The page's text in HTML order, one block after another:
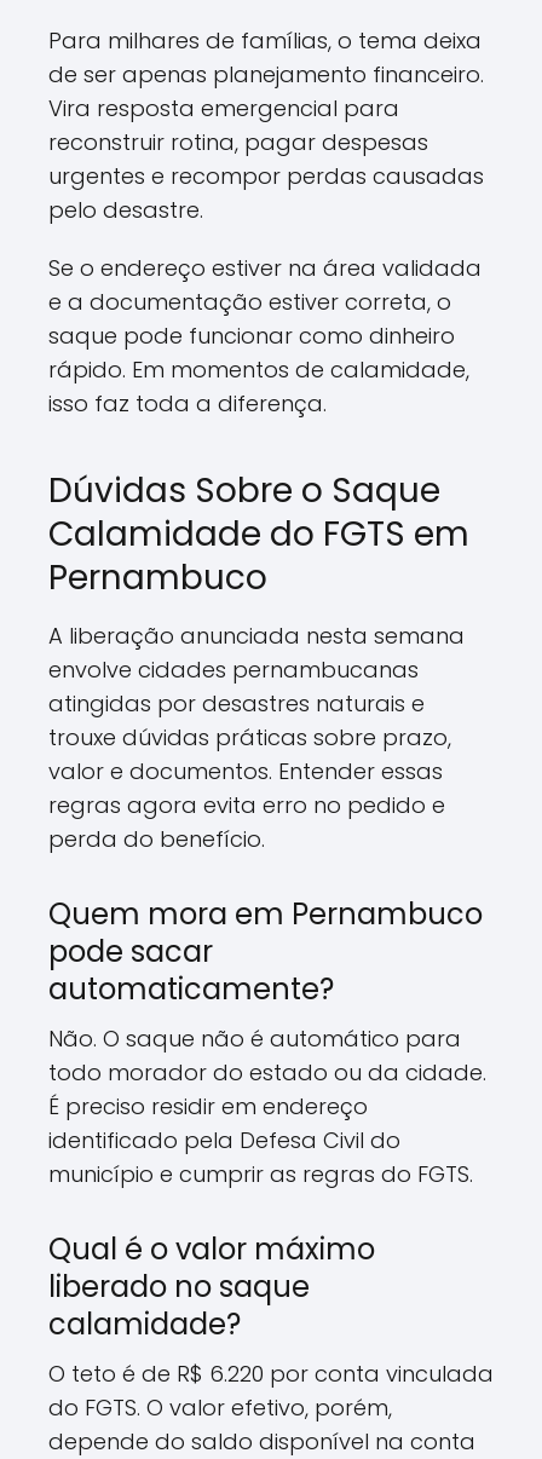
Para milhares de famílias, o tema deixa
de ser apenas planejamento financeiro.
Vira resposta emergencial para
reconstruir rotina, pagar despesas
urgentes e recompor perdas causadas
pelo desastre.
Se o endereço estiver na área validada
e a documentação estiver correta, o
saque pode funcionar como dinheiro
rápido. Em momentos de calamidade,
isso faz toda a diferença.
Dúvidas Sobre o Saque
Calamidade do FGTS em
Pernambuco
A liberação anunciada nesta semana
envolve cidades pernambucanas
atingidas por desastres naturais e
trouxe dúvidas práticas sobre prazo,
valor e documentos. Entender essas
regras agora evita erro no pedido e
perda do benefício.
Quem mora em Pernambuco
pode sacar
automaticamente?
Não. O saque não é automático para
todo morador do estado ou da cidade.
É preciso residir em endereço
identificado pela Defesa Civil do
município e cumprir as regras do FGTS.
Qual é o valor máximo
liberado no saque
calamidade?
O teto é de R$ 6.220 por conta vinculada
do FGTS. O valor efetivo, porém,
depende do saldo disponível na conta